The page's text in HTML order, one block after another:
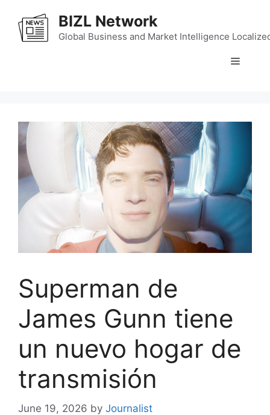
content
BIZL Network
Global Business and Market Intelligence
Menu
Superman de
James Gunn tiene
un nuevo hogar de
transmisión
June 19, 2026 by Journalist